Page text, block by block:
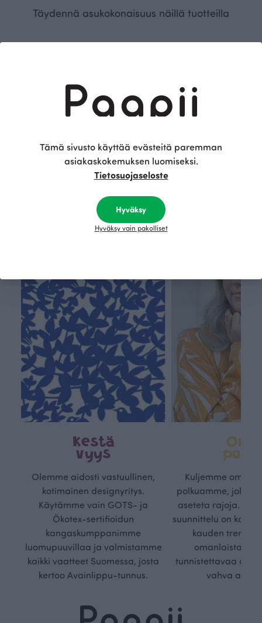
Täydennä asukokonaisuus näillä tuotteilla
Sininen
Tämä on Paapii
Kestä
vyys
Olemme aidosti vastuullinen,
kotimainen designyritys.
Käytämme vain GOTS- ja
Ökotex-sertifioidun
kangaskumppanimme
luomupuuvillaa ja valmistamme
kaikki vaatteet Suomessa, josta
kertoo Avainlippu-tunnus.
Oma
Kuljemme omaa,
polkuamme, jolla
aseteta rajoja.
suunnittelu on
kauden
omanlaista,
tunnistettavaa
vahva
Tämä sivusto käyttää evästeitä paremman
asiakaskokemuksen luomiseksi.
Tietosuojaseloste
Hyväksy
Hyväksy vain pakolliset